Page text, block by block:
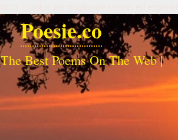
Poesie.co
The Best Poems On The Web |